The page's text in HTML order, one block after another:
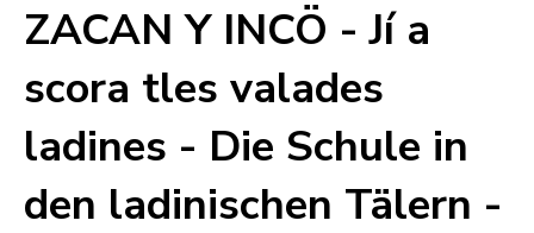
ZACAN Y INCÖ - Jí a
scora tles valades
ladines - Die Schule in
den ladinischen Tälern -